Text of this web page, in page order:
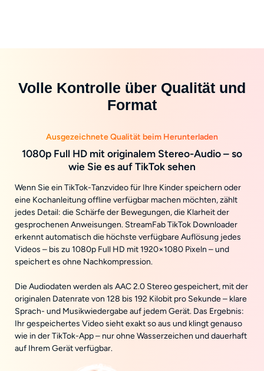
Volle Kontrolle über Qualität und
Format
Ausgezeichnete Qualität beim Herunterladen
1080p Full HD mit originalem Stereo-Audio – so
wie Sie es auf TikTok sehen
Wenn Sie ein TikTok-Tanzvideo für Ihre Kinder speichern oder
eine Kochanleitung offline verfügbar machen möchten, zählt
jedes Detail: die Schärfe der Bewegungen, die Klarheit der
gesprochenen Anweisungen. StreamFab TikTok Downloader
erkennt automatisch die höchste verfügbare Auflösung jedes
Videos – bis zu 1080p Full HD mit 1920×1080 Pixeln – und
speichert es ohne Nachkompression.
Die Audiodaten werden als AAC 2.0 Stereo gespeichert, mit der
originalen Datenrate von 128 bis 192 Kilobit pro Sekunde – klare
Sprach- und Musikwiedergabe auf jedem Gerät. Das Ergebnis:
Ihr gespeichertes Video sieht exakt so aus und klingt genauso
wie in der TikTok-App – nur ohne Wasserzeichen und dauerhaft
auf Ihrem Gerät verfügbar.